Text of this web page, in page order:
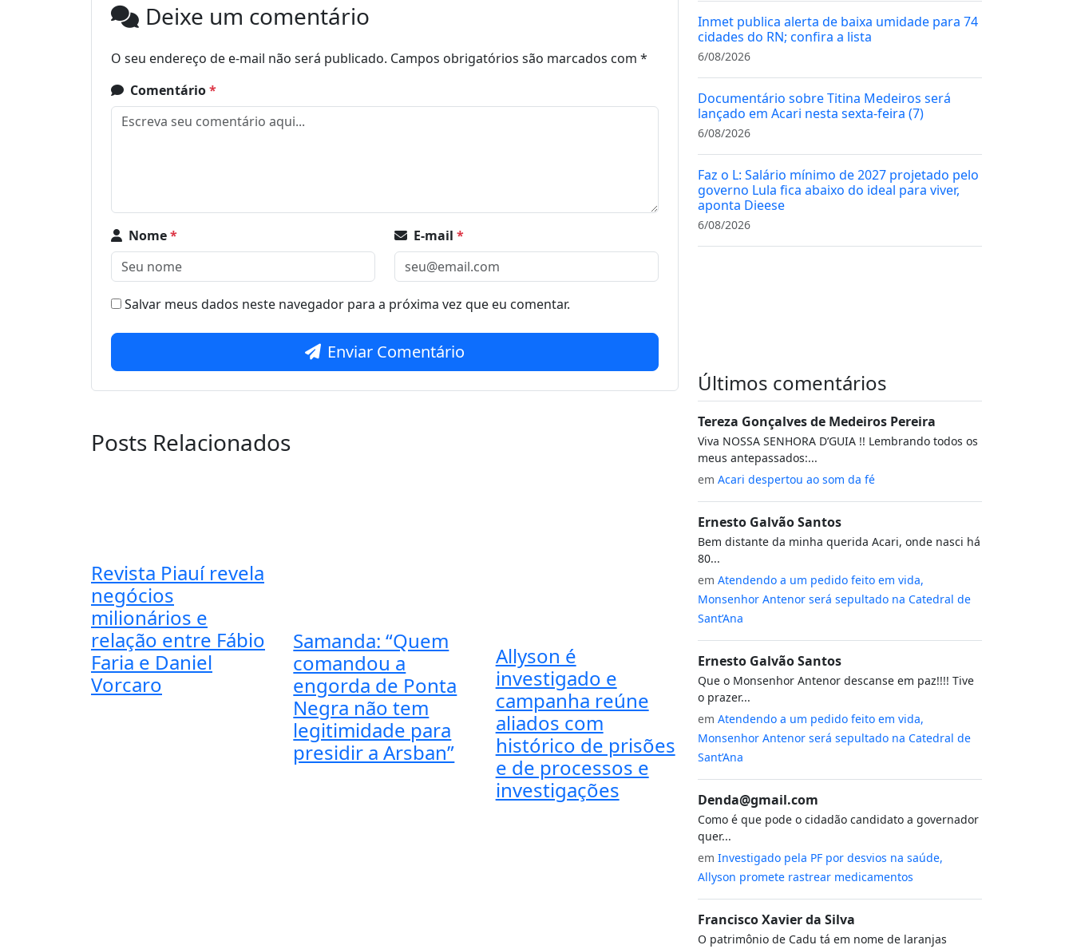
Deixe um comentário
O seu endereço de e-mail não será publicado. Campos obrigatórios são marcados com *
Comentário*
Nome* E-mail *
Salvar meus dados neste navegador para a próxima vez que eu comentar.
Enviar Comentário
Posts Relacionados
Revista Piauí revela
negócios
milionários e
relação entre Fábio
Faria e Daniel
Vorcaro
Samanda: “Quem
comandou a
engorda de Ponta
Negra não tem
legitimidade para
presidir a Arsban”
Allyson é
investigado e
campanha reúne
aliados com
histórico de prisões
e de processos e
investigações
Inmet publica alerta de baixa umidade para 74
cidades do RN; confira a lista
6/08/2026
Documentário sobre Titina Medeiros será
lançado em Acari nesta sexta-feira (7)
6/08/2026
Faz o L: Salário mínimo de 2027 projetado pelo
governo Lula fica abaixo do ideal para viver,
aponta Dieese
6/08/2026
Últimos comentários
Tereza Gonçalves de Medeiros Pereira
Viva NOSSA SENHORA D’GUIA !! Lembrando todos os
meus antepassados:...
em Acari despertou ao som da fé
Ernesto Galvão Santos
Bem distante da minha querida Acari, onde nasci há
80...
em Atendendo a um pedido feito em vida,
Monsenhor Antenor será sepultado na Catedral de
Sant’Ana
Ernesto Galvão Santos
Que o Monsenhor Antenor descanse em paz!!!! Tive
o prazer...
em Atendendo a um pedido feito em vida,
Monsenhor Antenor será sepultado na Catedral de
Sant’Ana
Denda@gmail.com
Como é que pode o cidadão candidato a governador
quer...
em Investigado pela PF por desvios na saúde,
Allyson promete rastrear medicamentos
Francisco Xavier da Silva
O patrimônio de Cadu tá em nome de laranjas